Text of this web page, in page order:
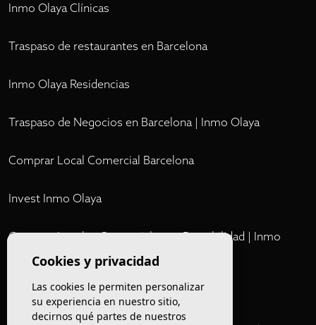
Inmo Olaya Clínicas
Traspaso de restaurantes en Barcelona
Inmo Olaya Residencias
Traspaso de Negocios en Barcelona | Inmo Olaya
Comprar Local Comercial Barcelona
Invest Inmo Olaya
Comprar Locales Comerciales en Rentabilidad | Inmo
OlayaCookies y privacidad
Las cookies le permiten personalizar
su experiencia en nuestro sitio,
decirnos qué partes de nuestros